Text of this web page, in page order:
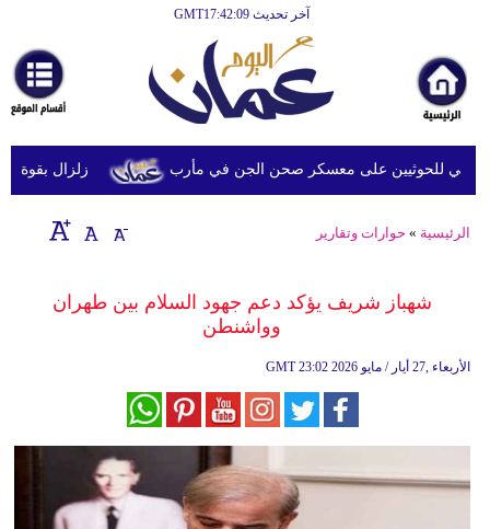
آخر تحديث GMT17:42:09
أخبارعاجلة
رياضة
ثقافة
إقتصاد
وموسيقى
وسفر
زلزال بقوة 6.3 درجة يضرب جنوب الفلبين دون تحذيرات من تسونامي أو أضرار فورية للحوثيين على معسكر صحن الجن في مأرب
الرئيسية » حوارات وتقارير
شهباز شريف يؤكد دعم جهود السلام بين طهران
وواشنطن
GMT 23:02 2026 الأربعاء ,27 أيار / مايو